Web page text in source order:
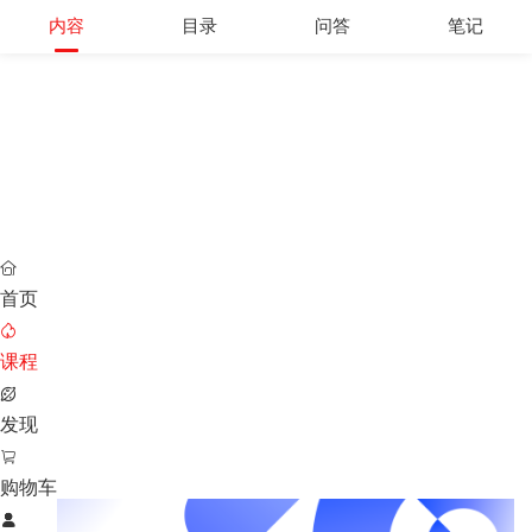
内容 目录 问答 笔记

首页

课程

发现

购物车
